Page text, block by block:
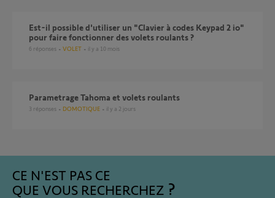
Est-il possible d'utiliser un "Clavier à codes Keypad 2 io"
pour faire fonctionner des volets roulants ?
6 réponses VOLET il y a 10 mois
Parametrage Tahoma et volets roulants
3 réponses DOMOTIQUE il y a 2 jours
CE N'EST PAS CE
QUE VOUS RECHERCHEZ